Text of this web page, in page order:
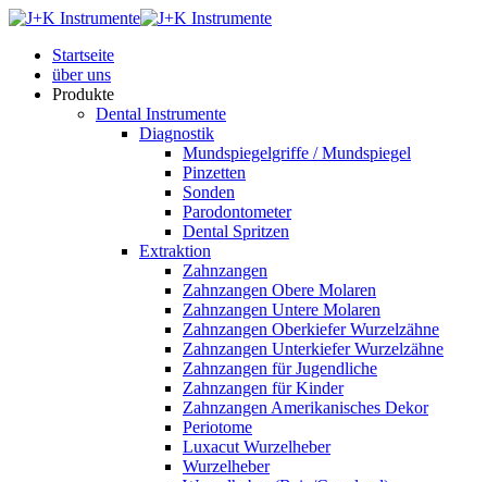
Startseite
über uns
Produkte
Dental Instrumente
Diagnostik
Mundspiegelgriffe / Mundspiegel
Pinzetten
Sonden
Parodontometer
Dental Spritzen
Extraktion
Zahnzangen
Zahnzangen Obere Molaren
Zahnzangen Untere Molaren
Zahnzangen Oberkiefer Wurzelzähne
Zahnzangen Unterkiefer Wurzelzähne
Zahnzangen für Jugendliche
Zahnzangen für Kinder
Zahnzangen Amerikanisches Dekor
Periotome
Luxacut Wurzelheber
Wurzelheber